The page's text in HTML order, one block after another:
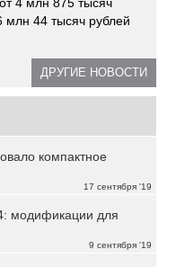
млн 44 тысяч рублей
ДРУГИЕ НОВОСТИ
17 сентября '19
компактное
9 сентября '19
модификации для